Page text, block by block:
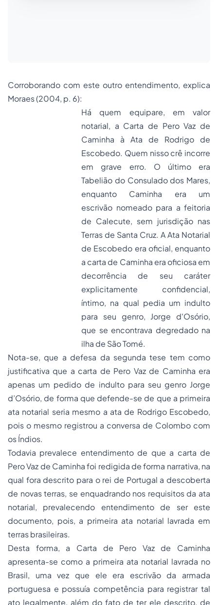
Corroborando com este outro entendimento, explica
Moraes (2004, p. 6):
Há quem equipare, em valor
notarial, a Carta de Pero Vaz de
Caminha à Ata de Rodrigo de
Escobedo. Quem nisso crê incorre
em grave erro. O último era
Tabelião do Consulado dos Mares,
enquanto Caminha era um
escrivão nomeado para a feitoria
de Calecute, sem jurisdição nas
Terras de Santa Cruz. A Ata Notarial
de Escobedo era oficial, enquanto
a carta de Caminha era oficiosa em
decorrência de seu caráter
explicitamente confidencial,
íntimo, na qual pedia um indulto
para seu genro, Jorge d'Osório,
que se encontrava degredado na
ilha de São Tomé.
Nota-se, que a defesa da segunda tese tem como
justificativa que a carta de Pero Vaz de Caminha era
apenas um pedido de indulto para seu genro Jorge
d’Osório, de forma que defende-se de que a primeira
ata notarial seria mesmo a ata de Rodrigo Escobedo,
pois o mesmo registrou a conversa de Colombo com
os Índios.
Todavia prevalece entendimento de que a carta de
Pero Vaz de Caminha foi redigida de forma narrativa, na
qual fora descrito para o rei de Portugal a descoberta
de novas terras, se enquadrando nos requisitos da ata
notarial, prevalecendo entendimento de ser este
documento, pois, a primeira ata notarial lavrada em
terras brasileiras.
Desta forma, a Carta de Pero Vaz de Caminha
apresenta-se como a primeira ata notarial lavrada no
Brasil, uma vez que ele era escrivão da armada
portuguesa e possuía competência para registrar tal
ato legalmente, além do fato de ter ele descrito, de